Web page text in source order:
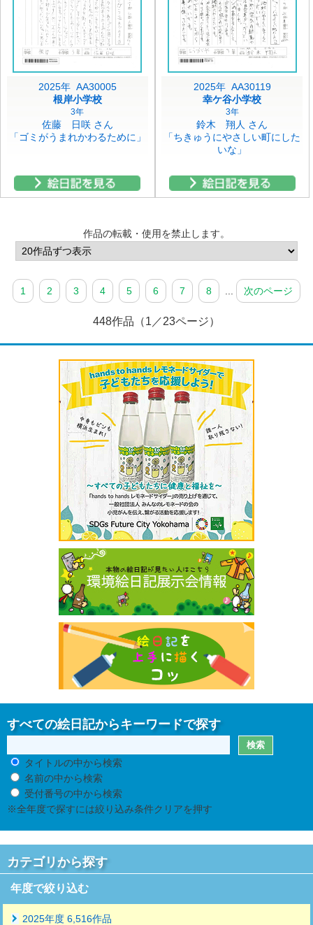
2025年 AA30005
根岸小学校
3年
佐藤 日咲 さん
「ゴミがうまれかわるために」
2025年 AA30119
幸ケ谷小学校
3年
鈴木 翔人 さん
「ちきゅうにやさしい町にした
いな」
作品の転載・使用を禁止します。
1 2 3 4 5 6 7 8 次のページ
448作品（1／23ページ）
すべての絵日記からキーワードで探す
タイトルの中から検索
名前の中から検索
受付番号の中から検索
※全年度で探すには絞り込み条件クリアを押す
カテゴリから探す
年度で絞り込む
2025年度 6,516作品